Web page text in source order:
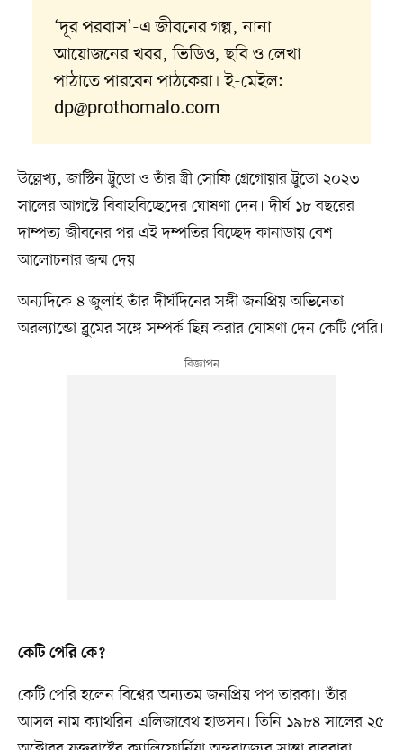
‘দূর পরবাস’-এ জীবনের গল্প, নানা
আয়োজনের খবর, ভিডিও, ছবি ও লেখা
পাঠাতে পারবেন পাঠকেরা। ই-মেইল:
dp@prothomalo.com
উল্লেখ্য, জাস্টিন ট্রুডো ও তাঁর স্ত্রী সোফি গ্রেগোয়ার ট্রুডো ২০২৩
সালের আগস্টে বিবাহবিচ্ছেদের ঘোষণা দেন। দীর্ঘ ১৮ বছরের
দাম্পত্য জীবনের পর এই দম্পতির বিচ্ছেদ কানাডায় বেশ
আলোচনার জন্ম দেয়।
অন্যদিকে ৪ জুলাই তাঁর দীর্ঘদিনের সঙ্গী জনপ্রিয় অভিনেতা
অরল্যান্ডো ব্লুমের সঙ্গে সম্পর্ক ছিন্ন করার ঘোষণা দেন কেটি পেরি।
কেটি পেরি কে?
কেটি পেরি হলেন বিশ্বের অন্যতম জনপ্রিয় পপ তারকা। তাঁর
আসল নাম ক্যাথরিন এলিজাবেথ হাডসন। তিনি ১৯৮৪ সালের ২৫